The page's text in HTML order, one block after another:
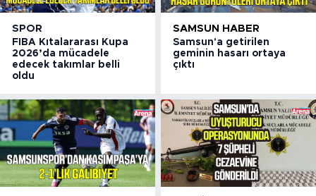
SPOR
FIBA Kıtalararası Kupa
2026’da mücadele
edecek takımlar belli
oldu
SAMSUN HABER
Samsun'a getirilen
geminin hasarı ortaya
çıktı